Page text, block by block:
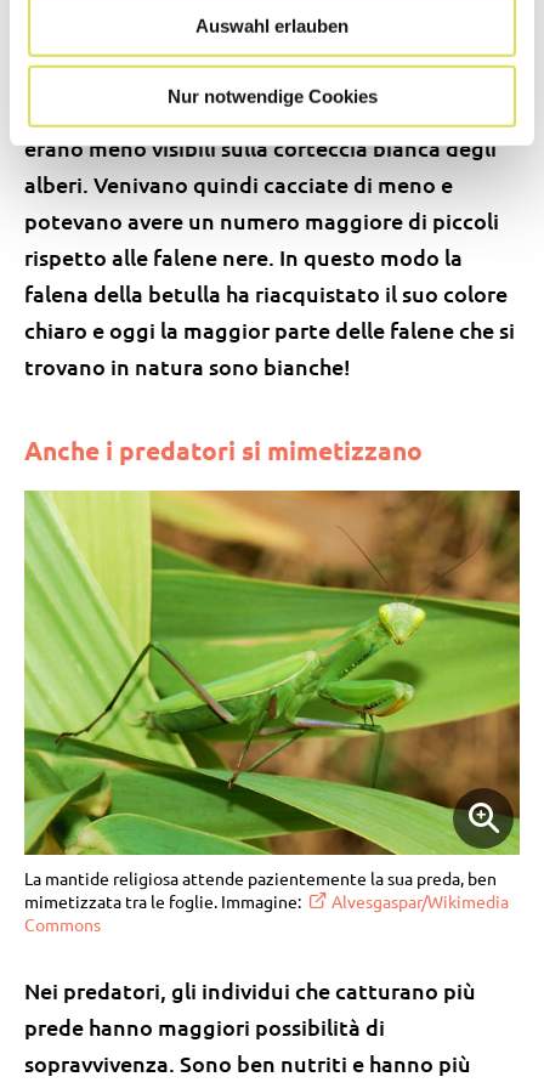
Auswahl erlauben
Nur notwendige Cookies
tornata bianca, le falene nere erano una preda
molto facile e venivano quasi tutte mangiate!
Quelle grigie o bianche sopravvivevano perché
erano meno visibili sulla corteccia bianca degli
alberi. Venivano quindi cacciate di meno e
potevano avere un numero maggiore di piccoli
rispetto alle falene nere. In questo modo la
falena della betulla ha riacquistato il suo colore
chiaro e oggi la maggior parte delle falene che si
trovano in natura sono bianche!
Anche i predatori si mimetizzano
La mantide religiosa attende pazientemente la sua preda, ben
mimetizzata tra le foglie. Immagine:
Alvesgaspar/Wikimedia
Commons
Nei predatori, gli individui che catturano più
prede hanno maggiori possibilità di
sopravvivenza. Sono ben nutriti e hanno più